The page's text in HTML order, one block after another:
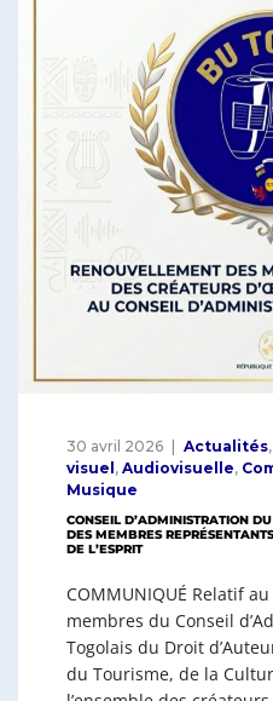
30 avril 2026 Actualités,
visuel , Audiovisuelle,
Musique
CONSEIL D’ADMINISTRATION
DES MEMBRES
DE L’ESPRIT
COMMUNIQUÉ ​Relatif
membres du Conseil
Togolais du Droit
du Tourisme, de la